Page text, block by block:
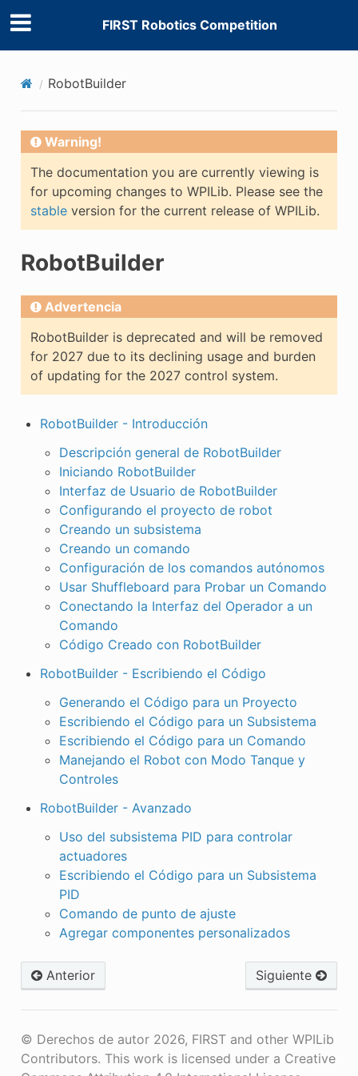
FIRST Robotics Competition
RobotBuilder
Warning!
The documentation you are currently viewing is
for upcoming changes to WPILib. Please see the
stableversion for the current release of WPILib.
RobotBuilder
Advertencia
RobotBuilder is deprecated and will be removed
for 2027 due to its declining usage and burden
of updating for the 2027 control system.
RobotBuilder - Introducción
Descripción general de RobotBuilder
Iniciando RobotBuilder
Interfaz de Usuario de RobotBuilder
Configurando el proyecto de robot
Creando un subsistema
Creando un comando
Configuración de los comandos autónomos
Usar Shuffleboard para Probar un Comando
Conectando la Interfaz del Operador a un
Comando
Código Creado con RobotBuilder
RobotBuilder - Escribiendo el Código
Generando el Código para un Proyecto
Escribiendo el Código para un Subsistema
Escribiendo el Código para un Comando
Manejando el Robot con Modo Tanque y
Controles
RobotBuilder - Avanzado
Uso del subsistema PID para controlar
actuadores
Escribiendo el Código para un Subsistema
PID
Comando de punto de ajuste
Agregar componentes personalizados
Anterior Siguiente
© Derechos de autor 2026, FIRST and other WPILib
Contributors. This work is licensed under a Creative